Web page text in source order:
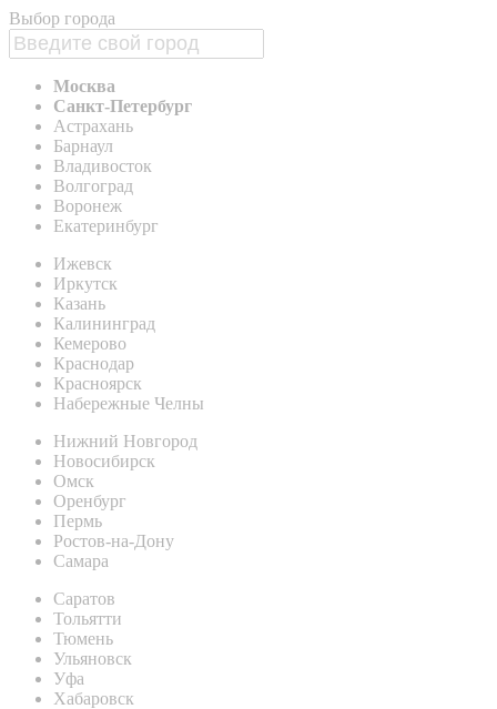
Выбор города
Москва
Санкт-Петербург
Астрахань
Барнаул
Владивосток
Волгоград
Воронеж
Екатеринбург
Ижевск
Иркутск
Казань
Калининград
Кемерово
Краснодар
Красноярск
Набережные Челны
Нижний Новгород
Новосибирск
Омск
Оренбург
Пермь
Ростов-на-Дону
Самара
Саратов
Тольятти
Тюмень
Ульяновск
Уфа
Хабаровск